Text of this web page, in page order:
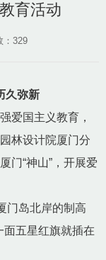
育活动
329
久弥新
国主义教育，
林设计院厦门分
门“神山”，开展爱
岛北岸的制高
面五星红旗就插在